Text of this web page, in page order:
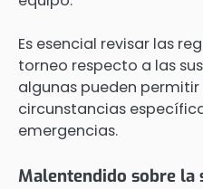
Es esencial revisar las
torneo respecto a las
algunas pueden
circunstancias
emergencias.
Malentendido sobre la